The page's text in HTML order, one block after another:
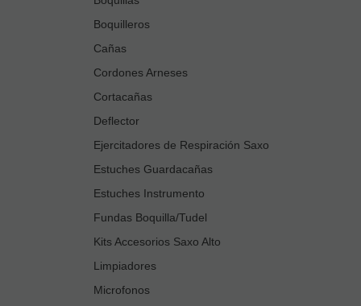
Boquilleros
Cañas
Cordones Arneses
Cortacañas
Deflector
Ejercitadores de Respiración Saxo
Estuches Guardacañas
Estuches Instrumento
Fundas Boquilla/Tudel
Kits Accesorios Saxo Alto
Limpiadores
Microfonos